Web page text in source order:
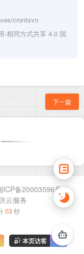
crontsvn
-相同方式共享 4.0 国
下一篇
ICP备20003596号-1
云服务
03 秒
本页访客 72